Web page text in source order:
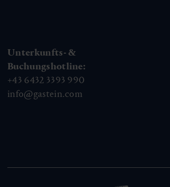
Unterkunfts- &
Buchungshotline:
+43 6432 3393 990
info@gastein.com